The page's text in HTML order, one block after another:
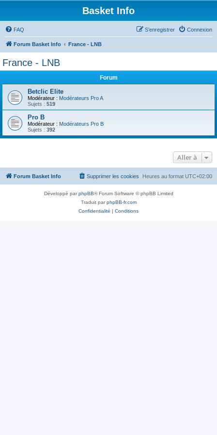
Basket Info
FAQ Connexion
S’enregistrer
Forum Basket Info France - LNB
France - LNB
Forum
Betclic Elite
Modérateur : Modérateurs Pro A
Sujets : 519
Pro B
Modérateur : Modérateurs Pro B
Sujets : 392
Aller à
Forum Basket Info Heures au format UTC+02:00
Supprimer les cookies
Développé parphpBB® Forum Software © phpBB Limited
Traduit parphpBB-fr.com
Confidentialité | Conditions